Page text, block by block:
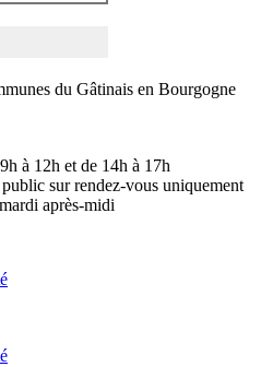
du Gâtinais en Bourgogne
à 12h et de 14h à 17h
sur rendez-vous uniquement
après-midi